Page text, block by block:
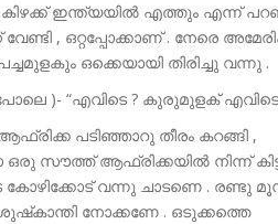
ഇന്ത്യയിൽ എത്തും എന്ന്
, ഒറ്റപ്പോക്കാണ് . നേരെ
ഒക്കെയായി തിരിച്ചു വന്നു .
പോലെ )- “എവിടെ ? കുരുമുളക് എവിടെ
പടിഞ്ഞാറു തീരം കറങ്ങി ,
സൗത്ത് ആഫ്രിക്കയിൽ നിന്ന്
കോഴിക്കോട് വന്നു ചാടണെ . രണ്ടു
നോക്കണേ . ഒടുക്കത്തെ